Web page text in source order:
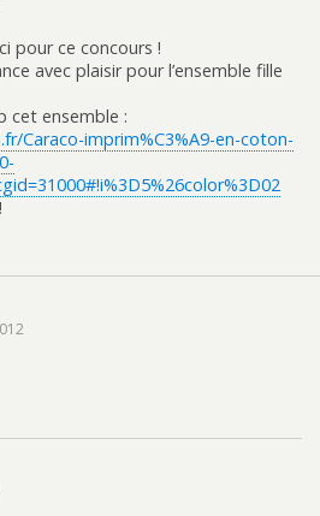
pour ce concours !
avec plaisir pour l’ensemble fille
cet ensemble :
Caraco-imprim%C3%A9-en-coton-